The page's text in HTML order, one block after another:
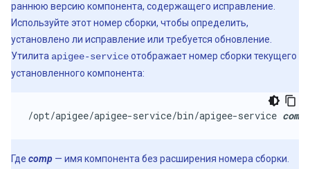
раннюю версию компонента, содержащего исправление.
Используйте этот номер сборки, чтобы определить,
установлено ли исправление или требуется обновление.
Утилита apigee-serviceотображает номер сборки текущего
установленного компонента:
/opt/apigee/apigee-service/bin/apigee-service comp
Где comp — имя компонента без расширения номера сборки.